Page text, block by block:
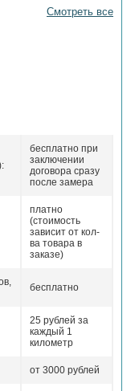
Смотреть все
бесплатно при
заключении
договора сразу
после замера
платно
(стоимость
зависит от кол-
ва товара в
заказе)
бесплатно
25 рублей за
каждый 1
километр
от 3000 рублей